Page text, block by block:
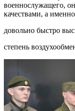
военнослужащего,
качествами, а
довольно быстро
степень